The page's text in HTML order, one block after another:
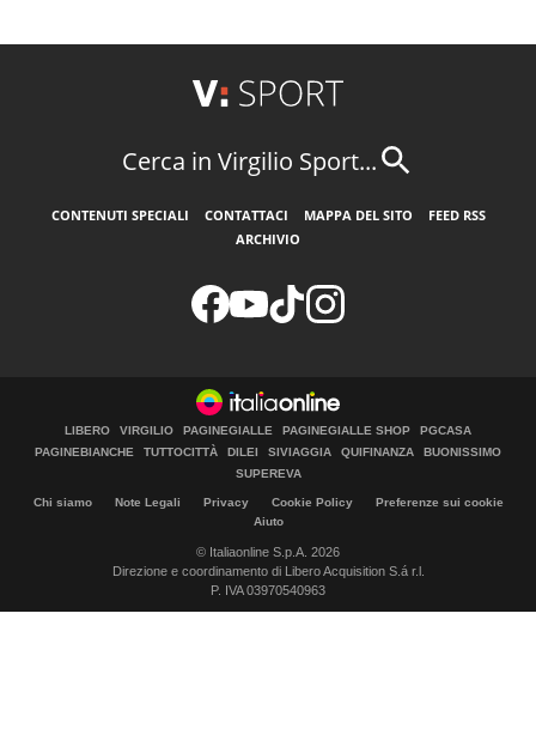
Cerca in Virgilio Sport...
CONTENUTI SPECIALI CONTATTACI MAPPA DEL SITO
FEED RSS
ARCHIVIO
LIBERO VIRGILIO PAGINEGIALLE PAGINEGIALLE SHOP
PGCASA
PAGINEBIANCHE
TUTTOCITTÀ DILEI SIVIAGGIA QUIFINANZA
BUONISSIMO
SUPEREVA
Chi siamo Note Legali Privacy Cookie Policy
Preferenze sui cookie
Aiuto
© Italiaonline S.p.A. 2026
Direzione e coordinamento di Libero Acquisition S.á r.l.
P. IVA 03970540963